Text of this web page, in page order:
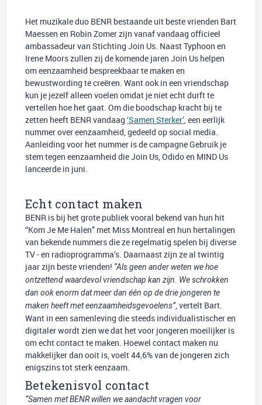
Het muzikale duo BENR bestaande uit beste vrienden Bart
Maessen en Robin Zomer zijn vanaf vandaag officieel
ambassadeur van Stichting Join Us. Naast Typhoon en
Irene Moors zullen zij de komende jaren Join Us helpen
om eenzaamheid bespreekbaar te maken en
bewustwording te creëren. Want ook in een vriendschap
kun je jezelf alleen voelen omdat je niet echt durft te
vertellen hoe het gaat. Om die boodschap kracht bij te
zetten heeft BENR vandaag ‘Samen Sterker’, een eerlijk
nummer over eenzaamheid, gedeeld op social media.
Aanleiding voor het nummer is de campagne Gebruik je
stem tegen eenzaamheid die Join Us, Odido en MIND Us
lanceerde in juni.
Echt contact maken
BENR is bij het grote publiek vooral bekend van hun hit
“Kom Je Me Halen” met Miss Montreal en hun hertalingen
van bekende nummers die ze regelmatig spelen bij diverse
TV - en radioprogramma’s. Daarnaast zijn ze al twintig
jaar zijn beste vrienden! “Als geen ander weten we hoe
ontzettend waardevol vriendschap kan zijn. We schrokken
dan ook enorm dat meer dan één op de drie jongeren te
maken heeft met eenzaamheidsgevoelens”, vertelt Bart.
Want in een samenleving die steeds individualistischer en
digitaler wordt zien we dat het voor jongeren moeilijker is
om echt contact te maken. Hoewel contact maken nu
makkelijker dan ooit is, voelt 44,6% van de jongeren zich
enigszins tot sterk eenzaam.
Betekenisvol contact
“Samen met BENR willen we aandacht vragen voor